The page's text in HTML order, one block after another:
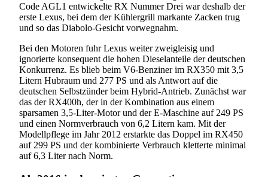
Code AGL1 entwickelte RX Nummer Drei war deshalb der
erste Lexus, bei dem der Kühlergrill markante Zacken trug
und so das Diabolo-Gesicht vorwegnahm.
Bei den Motoren fuhr Lexus weiter zweigleisig und
ignorierte konsequent die hohen Dieselanteile der deutschen
Konkurrenz. Es blieb beim V6-Benziner im RX350 mit 3,5
Litern Hubraum und 277 PS und als Antwort auf die
deutschen Selbstzünder beim Hybrid-Antrieb. Zunächst war
das der RX400h, der in der Kombination aus einem
sparsamen 3,5-Liter-Motor und der E-Maschine auf 249 PS
und einen Normverbrauch von 6,2 Litern kam. Mit der
Modellpflege im Jahr 2012 erstarkte das Doppel im RX450
auf 299 PS und der kombinierte Verbrauch kletterte minimal
auf 6,3 Liter nach Norm.